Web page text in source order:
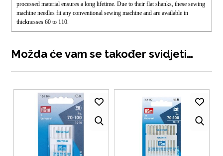
processed material ensures a long lifetime. Due to their flat shanks, these sewing
machine needles fit any conventional sewing machine and are available in
thicknesses 60 to 110.
Možda će vam se također svidjeti…